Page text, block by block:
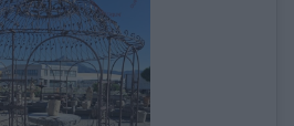
ED ESPOSIZIONE
MUSICALI